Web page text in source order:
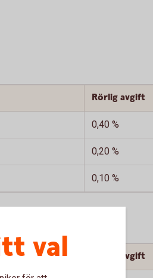
Rörlig avgift
0,40 %
0,20 %
0,10 %
Rörlig avgift
val